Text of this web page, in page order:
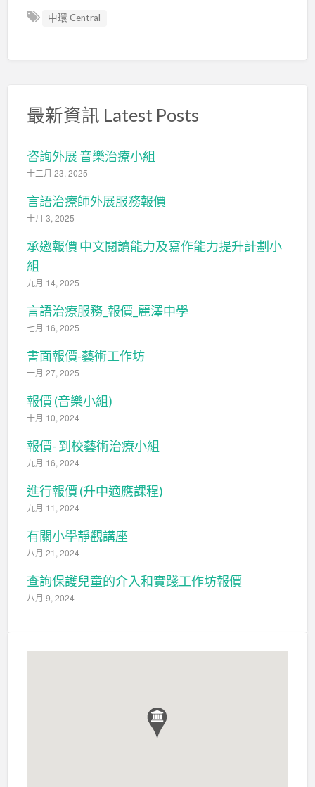
中環 Central
最新資訊 Latest Posts
咨詢外展 音樂治療小組
十二月 23, 2025
言語治療師外展服務報價
十月 3, 2025
承邀報價 中文閱讀能力及寫作能力提升計劃小
組
九月 14, 2025
言語治療服務_報價_麗澤中學
七月 16, 2025
書面報價-藝術工作坊
一月 27, 2025
報價 (音樂小組)
十月 10, 2024
報價- 到校藝術治療小組
九月 16, 2024
進行報價 (升中適應課程)
九月 11, 2024
有關小學靜觀講座
八月 21, 2024
查詢保護兒童的介入和實踐工作坊報價
八月 9, 2024